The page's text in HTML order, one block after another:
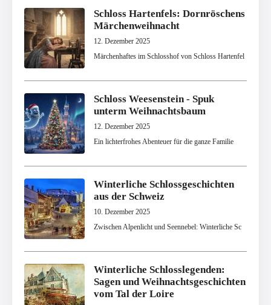
Schloss Hartenfels: Dornröschens
Märchenweihnacht
12. Dezember 2025
Märchenhaftes im Schlosshof von Schloss Hartenfel
Schloss Weesenstein - Spuk
unterm Weihnachtsbaum
12. Dezember 2025
Ein lichterfrohes Abenteuer für die ganze Familie
Winterliche Schlossgeschichten
aus der Schweiz
10. Dezember 2025
Zwischen Alpenlicht und Seennebel: Winterliche Sc
Winterliche Schlosslegenden:
Sagen und Weihnachtsgeschichten
vom Tal der Loire